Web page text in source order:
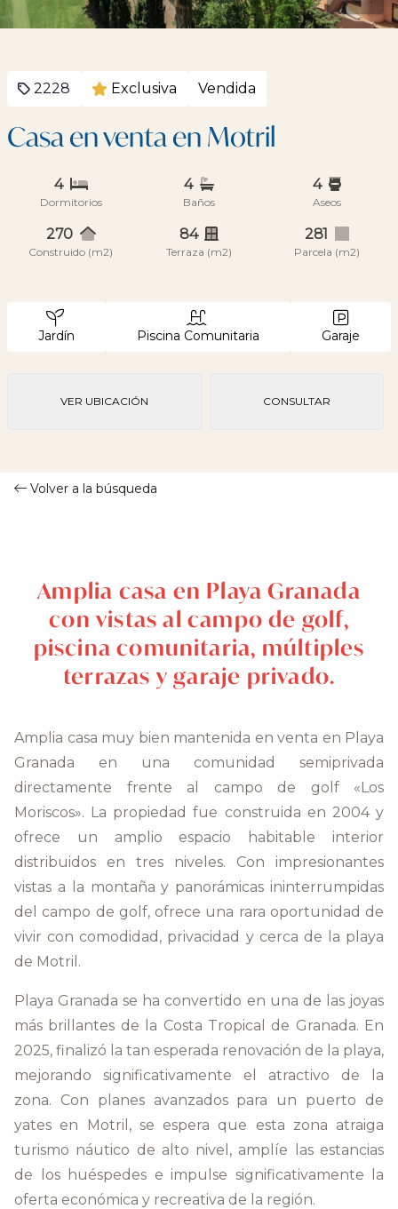
2228 Exclusiva Vendida
Casa en venta en Motril
4
Dormitorios
4
Baños
4
Aseos
270
Construido (m2)
84
Terraza (m2)
281
Parcela (m2)
Jardín Piscina Comunitaria Garaje
VER UBICACIÓN CONSULTAR
Volver a la búsqueda
Amplia casa en Playa Granada
con vistas al campo de golf,
piscina comunitaria, múltiples
terrazas y garaje privado.
Amplia casa muy bien mantenida en venta en Playa
Granada en una comunidad semiprivada
directamente frente al campo de golf «Los
Moriscos». La propiedad fue construida en 2004 y
ofrece un amplio espacio habitable interior
distribuidos en tres niveles. Con impresionantes
vistas a la montaña y panorámicas ininterrumpidas
del campo de golf, ofrece una rara oportunidad de
vivir con comodidad, privacidad y cerca de la playa
de Motril.
Playa Granada se ha convertido en una de las joyas
más brillantes de la Costa Tropical de Granada. En
2025, finalizó la tan esperada renovación de la playa,
mejorando significativamente el atractivo de la
zona. Con planes avanzados para un puerto de
yates en Motril, se espera que esta zona atraiga
turismo náutico de alto nivel, amplíe las estancias
de los huéspedes e impulse significativamente la
oferta económica y recreativa de la región.